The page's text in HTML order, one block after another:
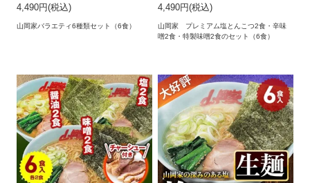
4,490円(税込)
山岡家バラエティ6種類セット（6食）
4,490円(税込)
山岡家 プレミアム塩とんこつ2食・辛味
噌2食・特製味噌2食のセット（6食）